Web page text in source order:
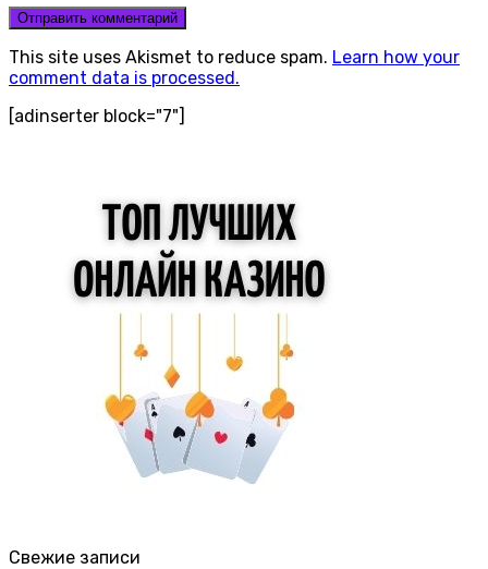
This site uses Akismet to reduce spam. Learn how your
comment data is processed.
[adinserter block="7"]
Свежие записи